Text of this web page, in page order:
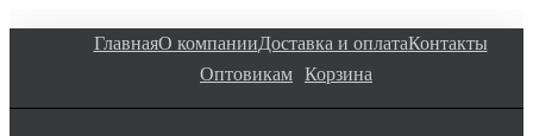
ГлавнаяО компанииДоставка и оплатаКонтакты
Оптовикам Корзина